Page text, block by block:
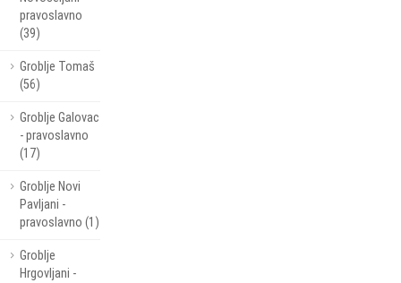
pravoslavno
(39)
Groblje Tomaš
(56)
Groblje Galovac
- pravoslavno
(17)
Groblje Novi
Pavljani -
pravoslavno (1)
Groblje
Hrgovljani -